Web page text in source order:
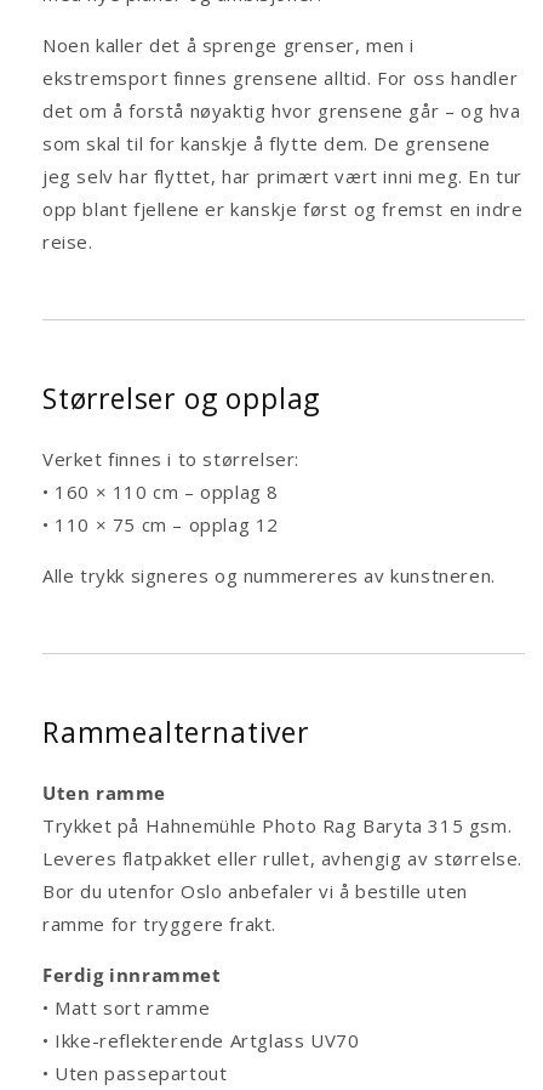
Noen kaller det å sprenge grenser, men i
ekstremsport finnes grensene alltid. For oss handler
det om å forstå nøyaktig hvor grensene går – og hva
som skal til for kanskje å flytte dem. De grensene
jeg selv har flyttet, har primært vært inni meg. En tur
opp blant fjellene er kanskje først og fremst en indre
reise.
Størrelser og opplag
Verket finnes i to størrelser:
• 160 × 110 cm – opplag 8
• 110 × 75 cm – opplag 12
Alle trykk signeres og nummereres av kunstneren.
Rammealternativer
Uten ramme
Trykket på Hahnemühle Photo Rag Baryta 315 gsm.
Leveres flatpakket eller rullet, avhengig av størrelse.
Bor du utenfor Oslo anbefaler vi å bestille uten
ramme for tryggere frakt.
Ferdig innrammet
• Matt sort ramme
• Ikke-reflekterende Artglass UV70
• Uten passepartout